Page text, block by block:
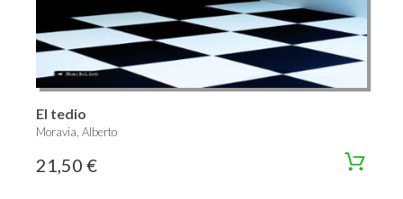
El tedio
Moravia, Alberto
21,50 €